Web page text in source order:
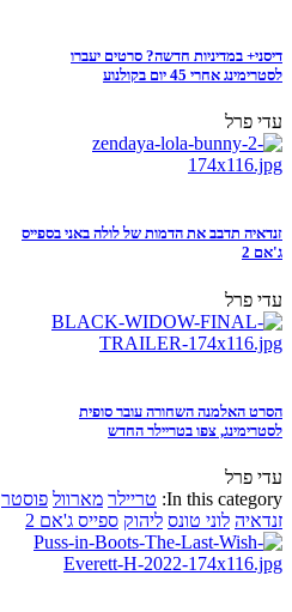
דיסני+ במדיניות חדשה? סרטים יעברו
לסטרימינג אחרי 45 יום בקולנוע
עדי פרל
זנדאיה תדבב את הדמות של לולה באני בספייס
ג'אם 2
עדי פרל
הסרט האלמנה השחורה עובר סופית
לסטרימינג, צפו בטריילר החדש
עדי פרל
In this category: טריילר מארוול פוסטר
זנדאיה לוני טונס ליהוק ספייס ג'אם 2